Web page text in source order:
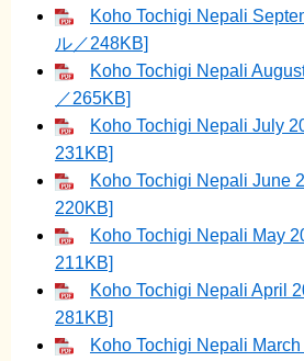
Koho Tochigi Nepali
ル／248KB]
Koho Tochigi Nepali
／265KB]
Koho Tochigi Nepali July
231KB]
Koho Tochigi Nepali June
220KB]
Koho Tochigi Nepali May
211KB]
Koho Tochigi Nepali April
281KB]
Koho Tochigi Nepali